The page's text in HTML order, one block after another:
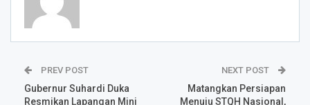
PREV POST
Gubernur Suhardi Duka
Resmikan Lapangan Mini
NEXT POST
Matangkan Persiapan
Menuju STQH Nasional,